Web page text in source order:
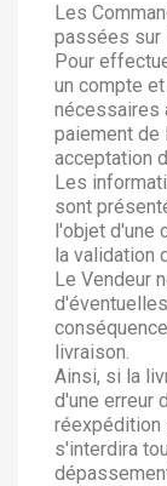
Les
passées sur
Pour
un compte
nécessaires
paiement de
acceptation
Les
sont
l'objet d'une
la validation
Le Vendeur
livraison.
Ainsi, si la
d'une erreur
réexpédition
s'interdira